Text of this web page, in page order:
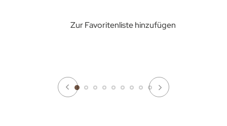
Zur Favoritenliste hinzufügen